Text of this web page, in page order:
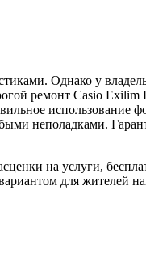
Однако у
ремонт Casio
использование
неполадками.
на услуги,
для жителей